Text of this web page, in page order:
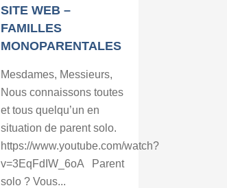
SITE WEB –
FAMILLES
MONOPARENTALES
Mesdames, Messieurs,
Nous connaissons toutes
et tous quelqu’un en
situation de parent solo.
https://www.youtube.com/watch?
v=3EqFdIW_6oA Parent
solo ? Vous...